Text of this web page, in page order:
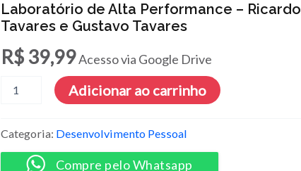
Laboratório de Alta Performance – Ricardo
Tavares e Gustavo Tavares
R$39,99Acesso via Google Drive
-
Ricardo
Tavares
Adicionar ao carrinho
Categoria: Desenvolvimento Pessoal
Compre pelo Whatsapp